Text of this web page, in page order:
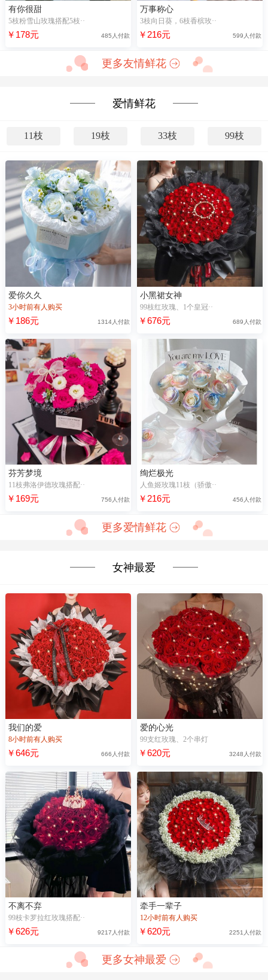
有你很甜
5枝粉雪山玫瑰搭配5枝··
￥178元 485人付款
万事称心
3枝向日葵，6枝香槟玫··
￥216元 599人付款
更多友情鲜花
爱情鲜花
11枝 19枝 33枝 99枝
爱你久久
3小时前有人购买
￥186元 1314人付款
小黑裙女神
99枝红玫瑰、1个皇冠··
￥676元 689人付款
芬芳梦境
11枝弗洛伊德玫瑰搭配··
￥169元 756人付款
绚烂极光
人鱼姬玫瑰11枝（骄傲··
￥216元 456人付款
更多爱情鲜花
女神最爱
我们的爱
8小时前有人购买
￥646元 666人付款
爱的心光
99支红玫瑰、2个串灯
￥620元 3248人付款
不离不弃
99枝卡罗拉红玫瑰搭配··
￥626元 9217人付款
牵手一辈子
12小时前有人购买
￥620元 2251人付款
更多女神最爱